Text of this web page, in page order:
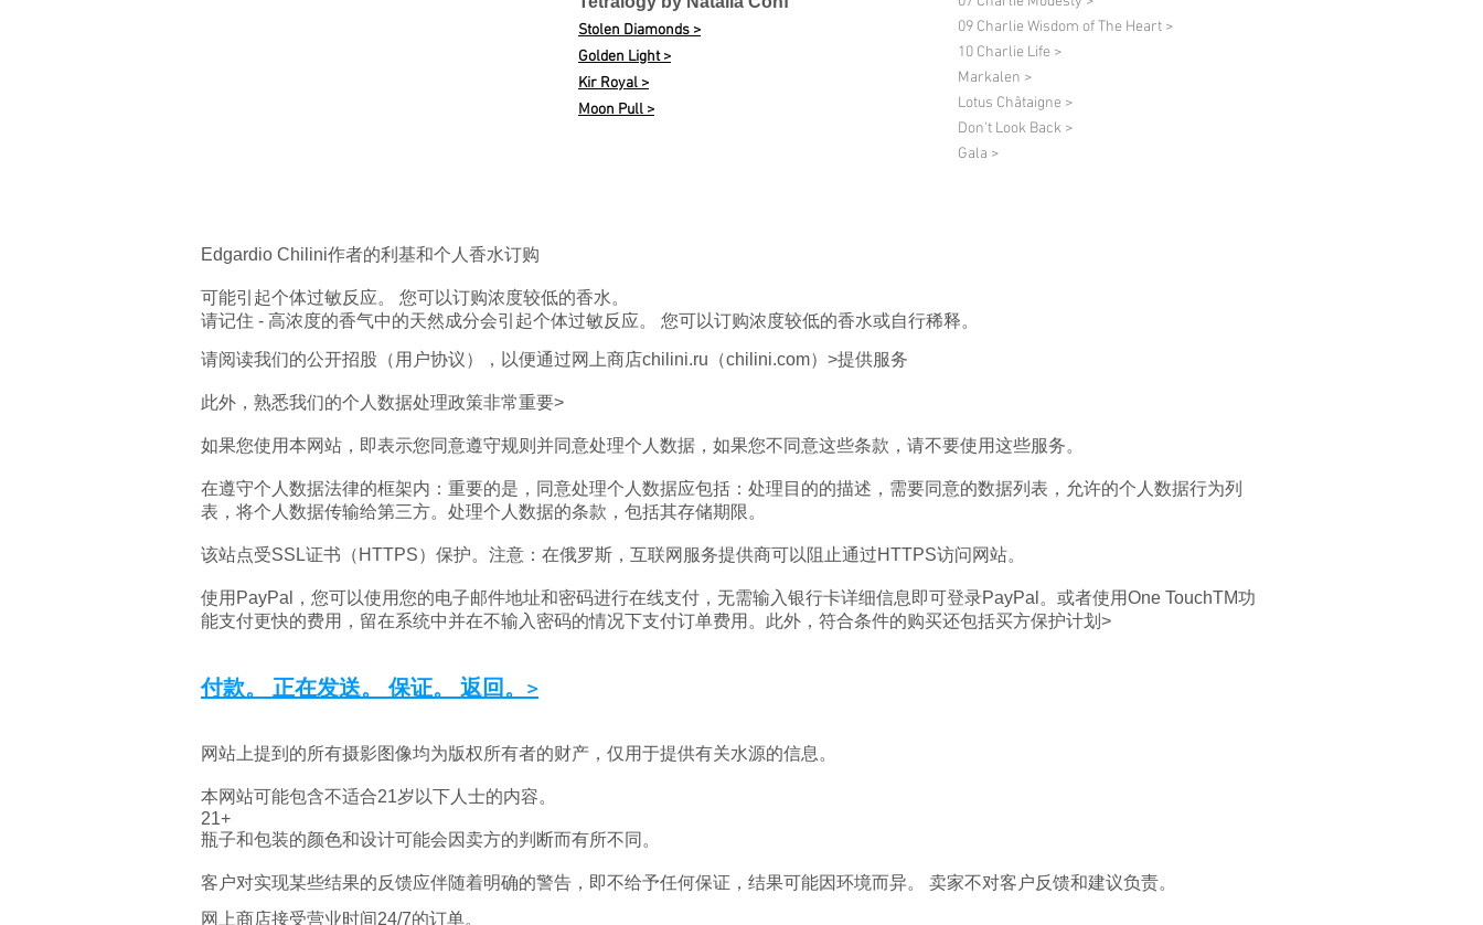
Stolen Diamonds >
Golden Light >
Kir Royal >
Moon Pull >
09 Charlie Wisdom of The Heart >
10 Charlie Life >
Markalen >
Lotus Châtaigne >
Don't Look Back >
Gala >
Edgardio Chilini作者的利基和个人香水订购
可能引起个体过敏反应。 您可以订购浓度较低的香水。
请记住 - 高浓度的香气中的天然成分会引起个体过敏反应。 您可以订购浓度较低的香水或自行稀释。
请阅读我们的公开招股（用户协议），以便通过网上商店chilini.ru（chilini.com）>提供服务
此外，熟悉我们的个人数据处理政策非常重要>
如果您使用本网站，即表示您同意遵守规则并同意处理个人数据，如果您不同意这些条款，请不要使用这些服务。
在遵守个人数据法律的框架内：重要的是，同意处理个人数据应包括：处理目的的描述，需要同意的数据列表，允许的个人数据行为列
表，将个人数据传输给第三方。处理个人数据的条款，包括其存储期限。
该站点受SSL证书（HTTPS）保护。注意：在俄罗斯，互联网服务提供商可以阻止通过HTTPS访问网站。
使用PayPal，您可以使用您的电子邮件地址和密码进行在线支付，无需输入银行卡详细信息即可登录PayPal。或者使用One TouchTM功
能支付更快的费用，留在系统中并在不输入密码的情况下支付订单费用。此外，符合条件的购买还包括买方保护计划>
付款。 正在发送。 保证。 返回。>
网站上提到的所有摄影图像均为版权所有者的财产，仅用于提供有关水源的信息。
本网站可能包含不适合21岁以下人士的内容。
21+
瓶子和包装的颜色和设计可能会因卖方的判断而有所不同。
客户对实现某些结果的反馈应伴随着明确的警告，即不给予任何保证，结果可能因环境而异。 卖家不对客户反馈和建议负责。
网上商店接受营业时间24/7的订单。